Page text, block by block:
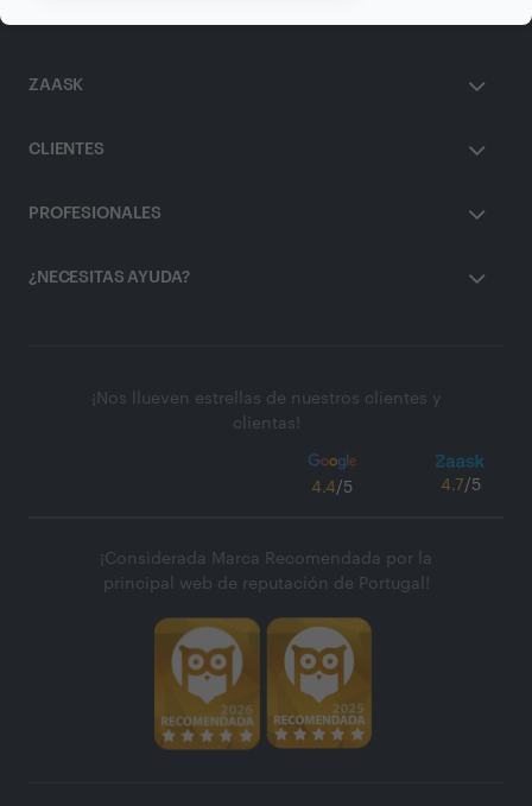
ZAASK
CLIENTES
PROFESIONALES
¿NECESITAS AYUDA?
¡Nos llueven estrellas de nuestros clientes y
clientas!
4.4/5 4.7/5
¡Considerada Marca Recomendada por la
principal web de reputación de Portugal!